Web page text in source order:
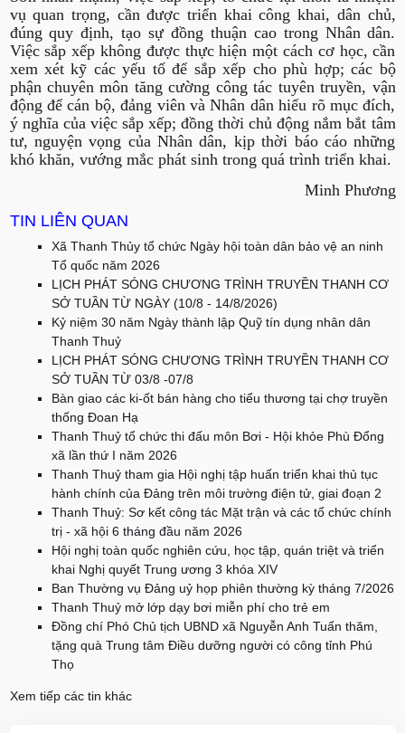
vụ quan trọng, cần được triển khai công khai, dân chủ,
đúng quy định, tạo sự đồng thuận cao trong Nhân dân.
Việc sắp xếp không được thực hiện một cách cơ học, cần
xem xét kỹ các yếu tố để sắp xếp cho phù hợp; các bộ
phận chuyên môn tăng cường công tác tuyên truyền, vận
động để cán bộ, đảng viên và Nhân dân hiểu rõ mục đích,
ý nghĩa của việc sắp xếp; đồng thời chủ động nắm bắt tâm
tư, nguyện vọng của Nhân dân, kịp thời báo cáo những
khó khăn, vướng mắc phát sinh trong quá trình triển khai.
Minh Phương
TIN LIÊN QUAN
Xã Thanh Thủy tổ chức Ngày hội toàn dân bảo vệ an ninh
Tổ quốc năm 2026
LỊCH PHÁT SÓNG CHƯƠNG TRÌNH TRUYỀN THANH CƠ
SỞ TUẦN TỪ NGÀY (10/8 - 14/8/2026)
Kỷ niệm 30 năm Ngày thành lập Quỹ tín dụng nhân dân
Thanh Thuỷ
LỊCH PHÁT SÓNG CHƯƠNG TRÌNH TRUYỀN THANH CƠ
SỞ TUẦN TỪ 03/8 -07/8
Bàn giao các ki-ốt bán hàng cho tiểu thương tại chợ truyền
thống Đoan Hạ
Thanh Thuỷ tổ chức thi đấu môn Bơi - Hội khỏe Phù Đổng
xã lần thứ I năm 2026
Thanh Thuỷ tham gia Hội nghị tập huấn triển khai thủ tục
hành chính của Đảng trên môi trường điện tử, giai đoạn 2
Thanh Thuỷ: Sơ kết công tác Mặt trận và các tổ chức chính
trị - xã hội 6 tháng đầu năm 2026
Hội nghị toàn quốc nghiên cứu, học tập, quán triệt và triển
khai Nghị quyết Trung ương 3 khóa XIV
Ban Thường vụ Đảng uỷ họp phiên thường kỳ tháng 7/2026
Thanh Thuỷ mở lớp dạy bơi miễn phí cho trẻ em
Đồng chí Phó Chủ tịch UBND xã Nguyễn Anh Tuấn thăm,
tặng quà Trung tâm Điều dưỡng người có công tỉnh Phú
Thọ
Xem tiếp các tin khác